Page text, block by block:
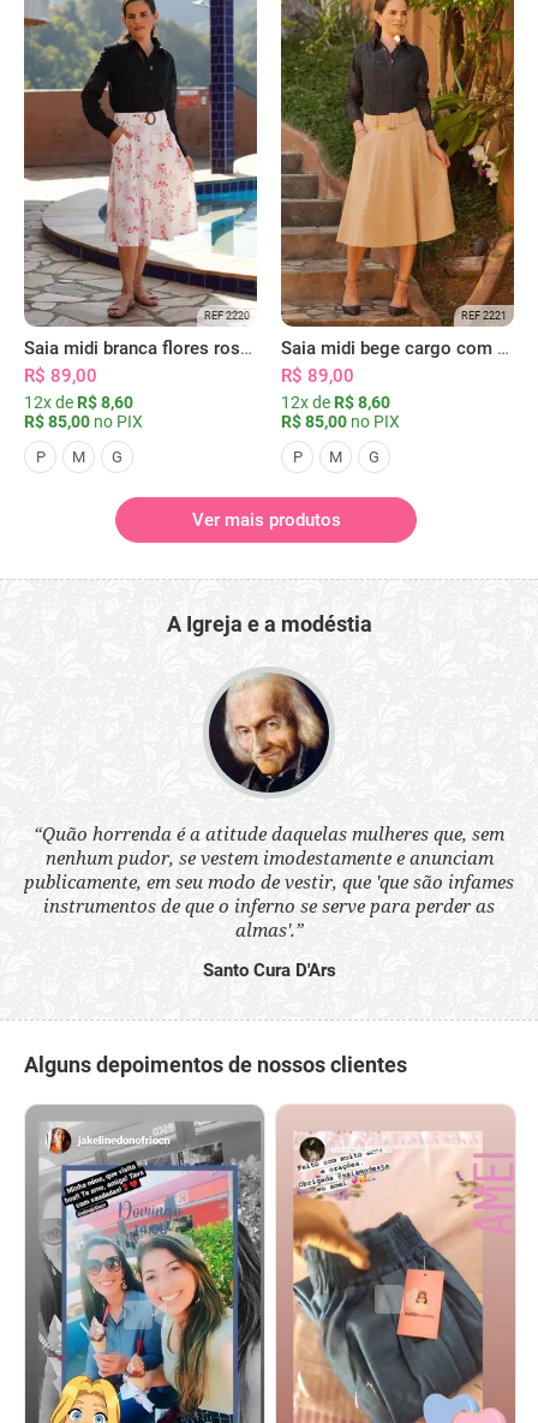
REF 2220
Saia midi branca flores rosas com bolsos
R$ 89,00
12x de R$ 8,60
R$ 85,00 no PIX
P M G
REF 2221
Saia midi bege cargo com bolsos
R$ 89,00
12x de R$ 8,60
R$ 85,00 no PIX
P M G
Ver mais produtos
A Igreja e a modéstia
“Quão horrenda é a atitude daquelas mulheres que, sem
nenhum pudor, se vestem imodestamente e anunciam
publicamente, em seu modo de vestir, que 'que são infames
instrumentos de que o inferno se serve para perder as
almas'.”
Santo Cura D'Ars
Alguns depoimentos de nossos clientes